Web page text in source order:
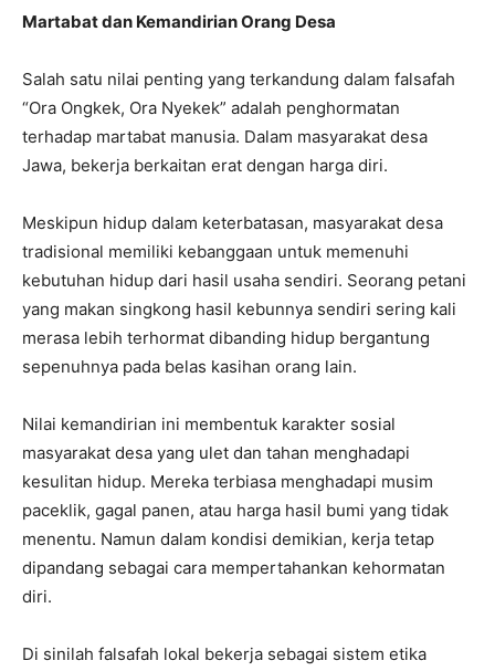
Martabat dan Kemandirian Orang Desa
Salah satu nilai penting yang terkandung dalam falsafah
“Ora Ongkek, Ora Nyekek” adalah penghormatan
terhadap martabat manusia. Dalam masyarakat desa
Jawa, bekerja berkaitan erat dengan harga diri.
Meskipun hidup dalam keterbatasan, masyarakat desa
tradisional memiliki kebanggaan untuk memenuhi
kebutuhan hidup dari hasil usaha sendiri. Seorang petani
yang makan singkong hasil kebunnya sendiri sering kali
merasa lebih terhormat dibanding hidup bergantung
sepenuhnya pada belas kasihan orang lain.
Nilai kemandirian ini membentuk karakter sosial
masyarakat desa yang ulet dan tahan menghadapi
kesulitan hidup. Mereka terbiasa menghadapi musim
paceklik, gagal panen, atau harga hasil bumi yang tidak
menentu. Namun dalam kondisi demikian, kerja tetap
dipandang sebagai cara mempertahankan kehormatan
diri.
Di sinilah falsafah lokal bekerja sebagai sistem etika